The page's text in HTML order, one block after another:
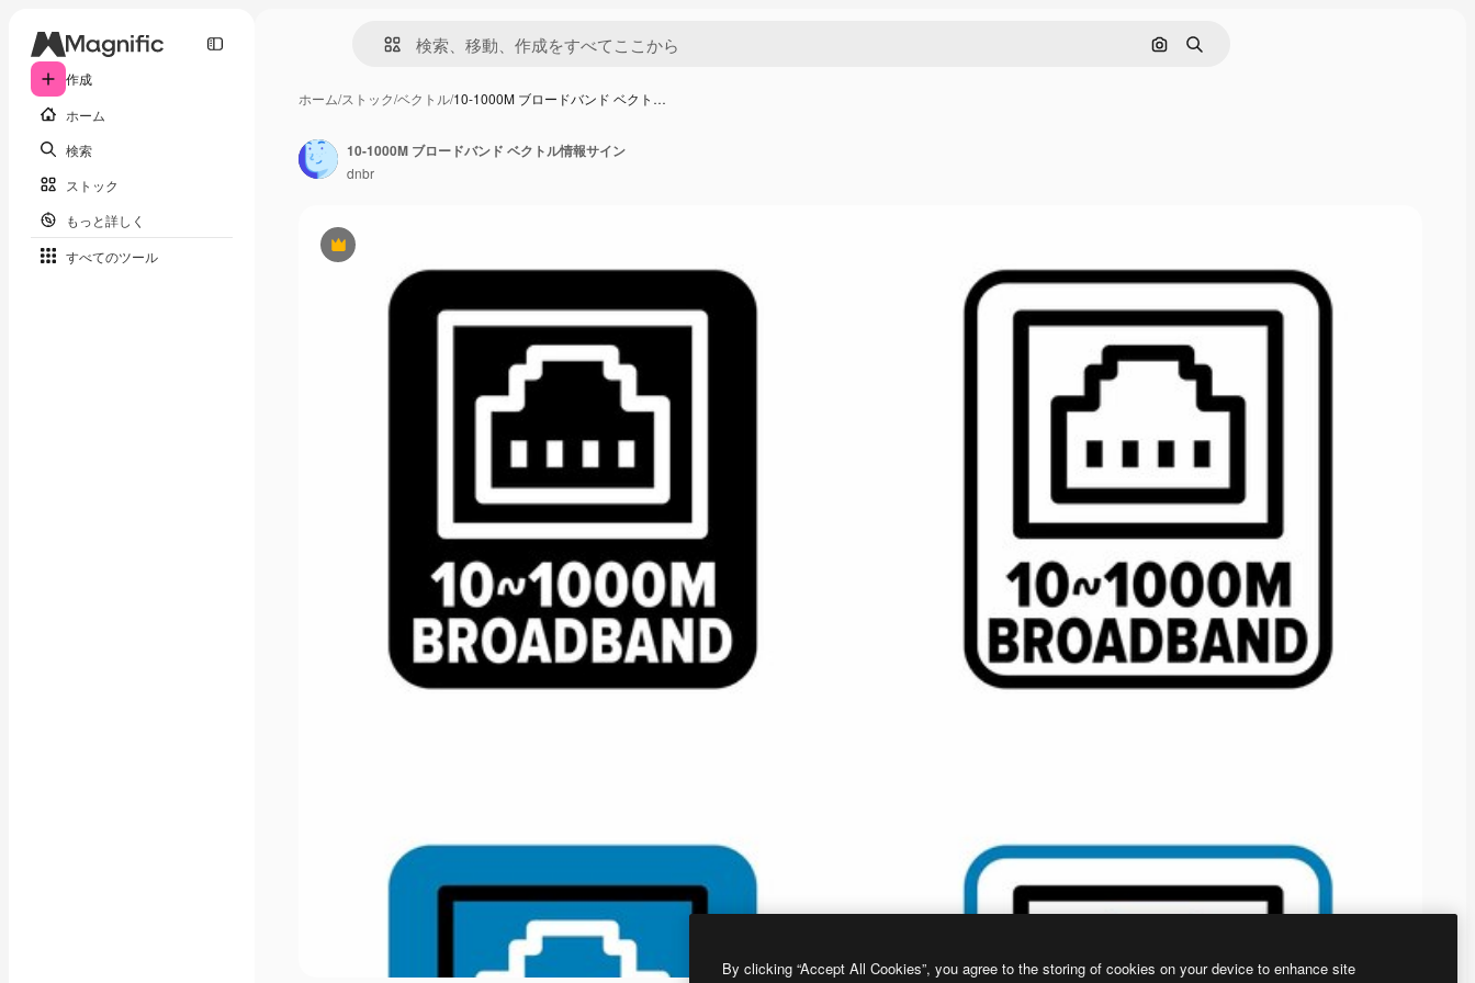
作成
ホーム
検索
ストック
もっと詳しく
すべてのツール
画像で検索
検索
ホーム/ストック/ベクトル/10-1000M ブロードバンド ベクト…
Premium
10-1000M ブロードバンド ベクトル情報サイン
dnbr
By clicking “Accept All Cookies”, you agree to the storing of cookies on your device to enhance site